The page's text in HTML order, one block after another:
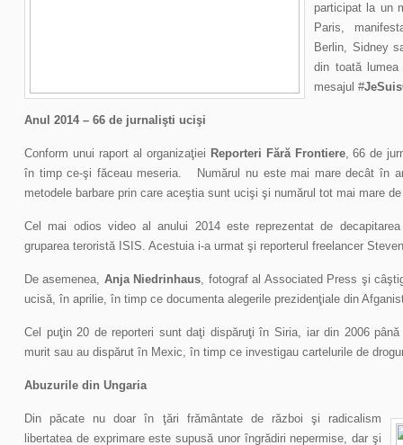
participat la un
Paris,
Berlin, Sidney
din toată
mesajul #
Anul 2014 – 66 de jurnalişti ucişi
Conform unui raport al organizaţiei Reporteri Fără Frontiere, 66 de
în timp ce-şi făceau meseria. Numărul nu este mai mare decât în
metodele barbare prin care aceştia sunt ucişi şi numărul tot mai mare
Cel mai odios video al anului 2014 este reprezentat de
gruparea teroristă ISIS. Acestuia i-a urmat şi reporterul freelancer
De asemenea, Anja Niedrinhaus, fotograf al Associated Press şi
ucisă, în aprilie, în timp ce documenta alegerile prezidenţiale din
Cel puţin 20 de reporteri sunt daţi dispăruţi în Siria, iar din 2006
murit sau au dispărut în Mexic, în timp ce investigau cartelurile de
Abuzurile din Ungaria
Din păcate nu doar în ţări frământate de război şi radicalism
libertatea de exprimare este supusă unor îngrădiri nepermise, dar şi